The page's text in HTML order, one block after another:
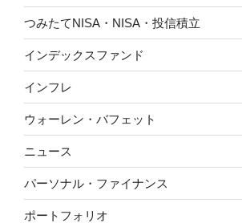
つみたてNISA・NISA・投信積立
インデックスファンド
インフレ
ウォーレン・バフェット
ニュース
パーソナル・ファイナンス
ポートフォリオ